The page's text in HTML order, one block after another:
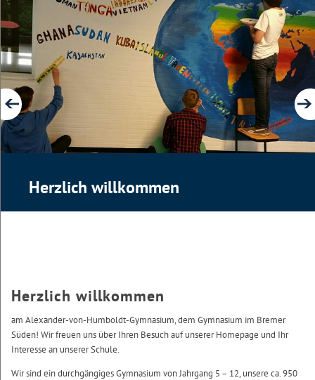
Herzlich willkommen
Herzlich willkommen
am Alexander-von-Humboldt-Gymnasium, dem Gymnasium im Bremer
Süden! Wir freuen uns über Ihren Besuch auf unserer Homepage und Ihr
Interesse an unserer Schule.
Wir sind ein durchgängiges Gymnasium von Jahrgang 5 – 12, unsere ca. 950